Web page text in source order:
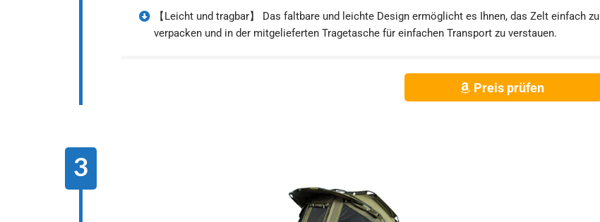
【Leicht und tragbar】 Das faltbare und leichte Design ermöglicht es Ihnen, das Zelt einfach zu
verpacken und in der mitgelieferten Tragetasche für einfachen Transport zu verstauen.
Preis prüfen